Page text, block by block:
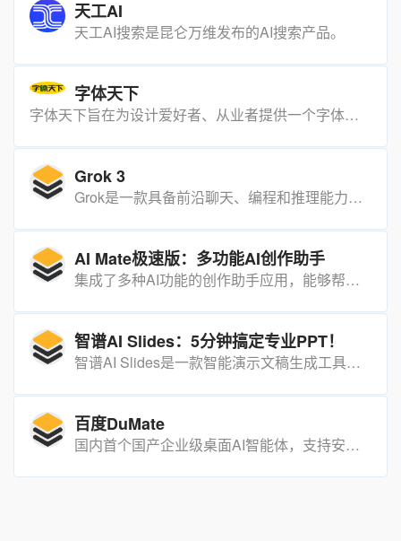
天工AI
天工AI搜索是昆仑万维发布的AI搜索产品。
字体天下
字体天下旨在为设计爱好者、从业者提供一个字体交流、学习的平台，提供各种字体免费下载和在线预览服务。
Grok 3
Grok是一款具备前沿聊天、编程和推理能力的人工智能工具，能够将文本概念转化为视觉现实，并在日常任务中提供实时洞察和辅助.
AI Mate极速版：多功能AI创作助手
集成了多种AI功能的创作助手应用，能够帮助用户快速生成故事、小说、推文、视频、艺术图片、音乐等多种内容，同时支持文案创作、改写、润色、翻译等功能，满足不同用户的多样化创作需求。
智谱AI Slides：5分钟搞定专业PPT！
智谱AI Slides是一款智能演示文稿生成工具，用户只需输入主题或上传文档，就能快速生成高质量PPT。
百度DuMate
国内首个国产企业级桌面AI智能体，支持安全沙箱隔离、跨应用办公自动化、数据分析与内容生成